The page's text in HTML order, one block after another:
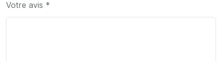
Votre avis *